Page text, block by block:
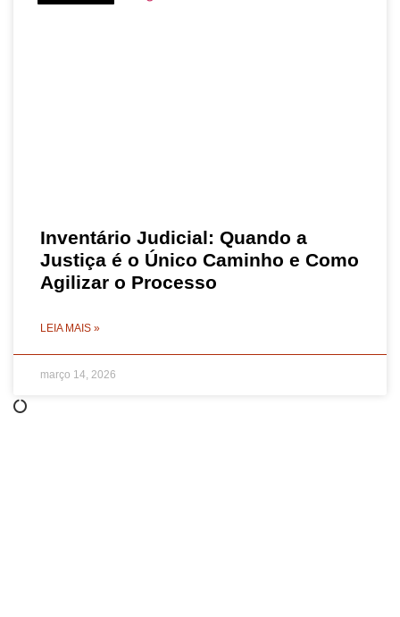
Inventário Judicial: Quando a
Justiça é o Único Caminho e Como
Agilizar o Processo
LEIA MAIS »
março 14, 2026